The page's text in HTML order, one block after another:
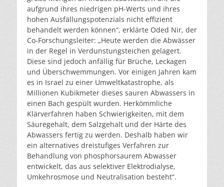
aufgrund ihres niedrigen pH-Werts und ihres
hohen Ausfällungspotenzials nicht effizient
behandelt werden können“, erklärte Oded Nir, der
Co-Forschungsleiter: „Heute werden die Abwässer
in der Regel in Verdunstungsteichen gelagert.
Diese sind jedoch anfällig für Brüche, Leckagen
und Überschwemmungen. Vor einigen Jahren kam
es in Israel zu einer Umweltkatastrophe, als
Millionen Kubikmeter dieses sauren Abwassers in
einen Bach gespült wurden. Herkömmliche
Klärverfahren haben Schwierigkeiten, mit dem
Säuregehalt, dem Salzgehalt und der Härte des
Abwassers fertig zu werden. Deshalb haben wir
ein alternatives dreistufiges Verfahren zur
Behandlung von phosphorsaurem Abwasser
entwickelt, das aus selektiver Elektrodialyse,
Umkehrosmose und Neutralisation besteht“.